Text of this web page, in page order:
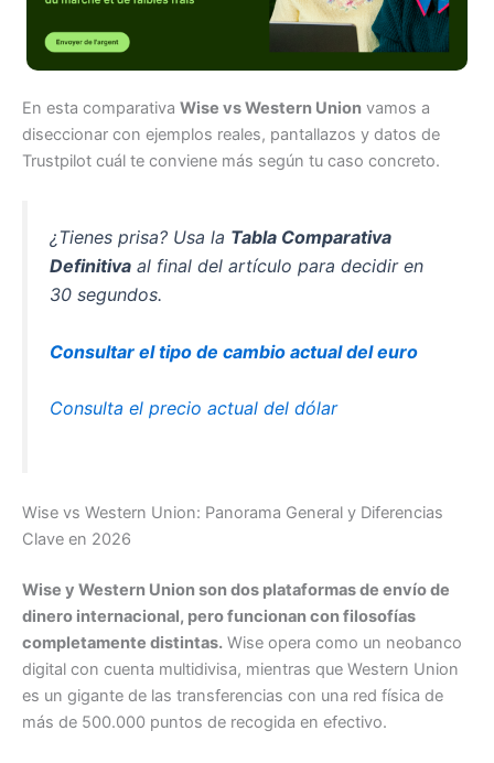
En esta comparativa Wise vs Western Union vamos a
diseccionar con ejemplos reales, pantallazos y datos de
Trustpilot cuál te conviene más según tu caso concreto.
¿Tienes prisa? Usa la Tabla Comparativa
Definitiva al final del artículo para decidir en
30 segundos.
Consultar el tipo de cambio actual del euro
Consulta el precio actual del dólar
Wise vs Western Union: Panorama General y Diferencias
Clave en 2026
Wise y Western Union son dos plataformas de envío de
dinero internacional, pero funcionan con filosofías
completamente distintas. Wise opera como un neobanco
digital con cuenta multidivisa, mientras que Western Union
es un gigante de las transferencias con una red física de
más de 500.000 puntos de recogida en efectivo.